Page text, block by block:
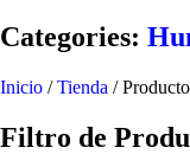
Categories:
Inicio /Tienda /
Filtro de